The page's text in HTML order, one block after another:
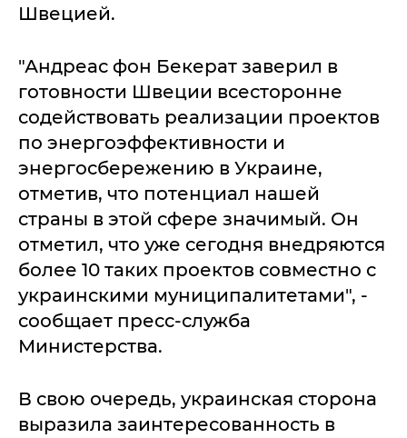
Швецией.
"Андреас фон Бекерат заверил в
готовности Швеции всесторонне
содействовать реализации проектов
по энергоэффективности и
энергосбережению в Украине,
отметив, что потенциал нашей
страны в этой сфере значимый. Он
отметил, что уже сегодня внедряются
более 10 таких проектов совместно с
украинскими муниципалитетами", -
сообщает пресс-служба
Министерства.
В свою очередь, украинская сторона
выразила заинтересованность в